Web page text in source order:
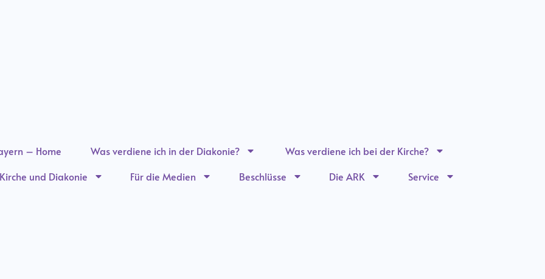
– Home Was verdiene ich in der Diakonie?
Was verdiene ich bei der Kirche?
und Diakonie
Für die Medien Beschlüsse Die ARK Service